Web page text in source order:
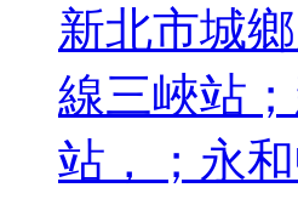
新北市城
線三峽站
站，；永